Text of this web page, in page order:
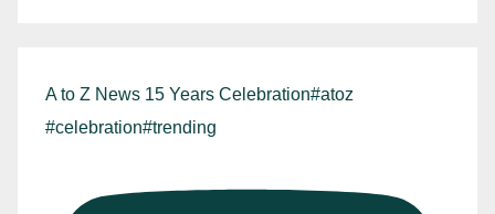
A to Z News 15 Years Celebration#atoz
#celebration#trending